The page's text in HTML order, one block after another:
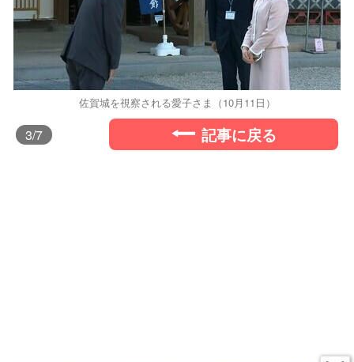
佐賀城を視察される愛子さま（10月11日）
3/7 記事に戻る